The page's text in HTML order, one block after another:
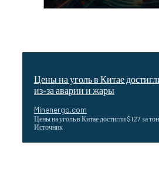
Цены на уголь в Китае
из-за аварии и жары
Minenergo.com
Цены на уголь в Китае достигли $127 за
Источник